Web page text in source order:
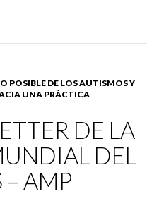
POSIBLE DE LOS AUTISMOS Y
UNA PRÁCTICA
DE LA
DEL
– AMP